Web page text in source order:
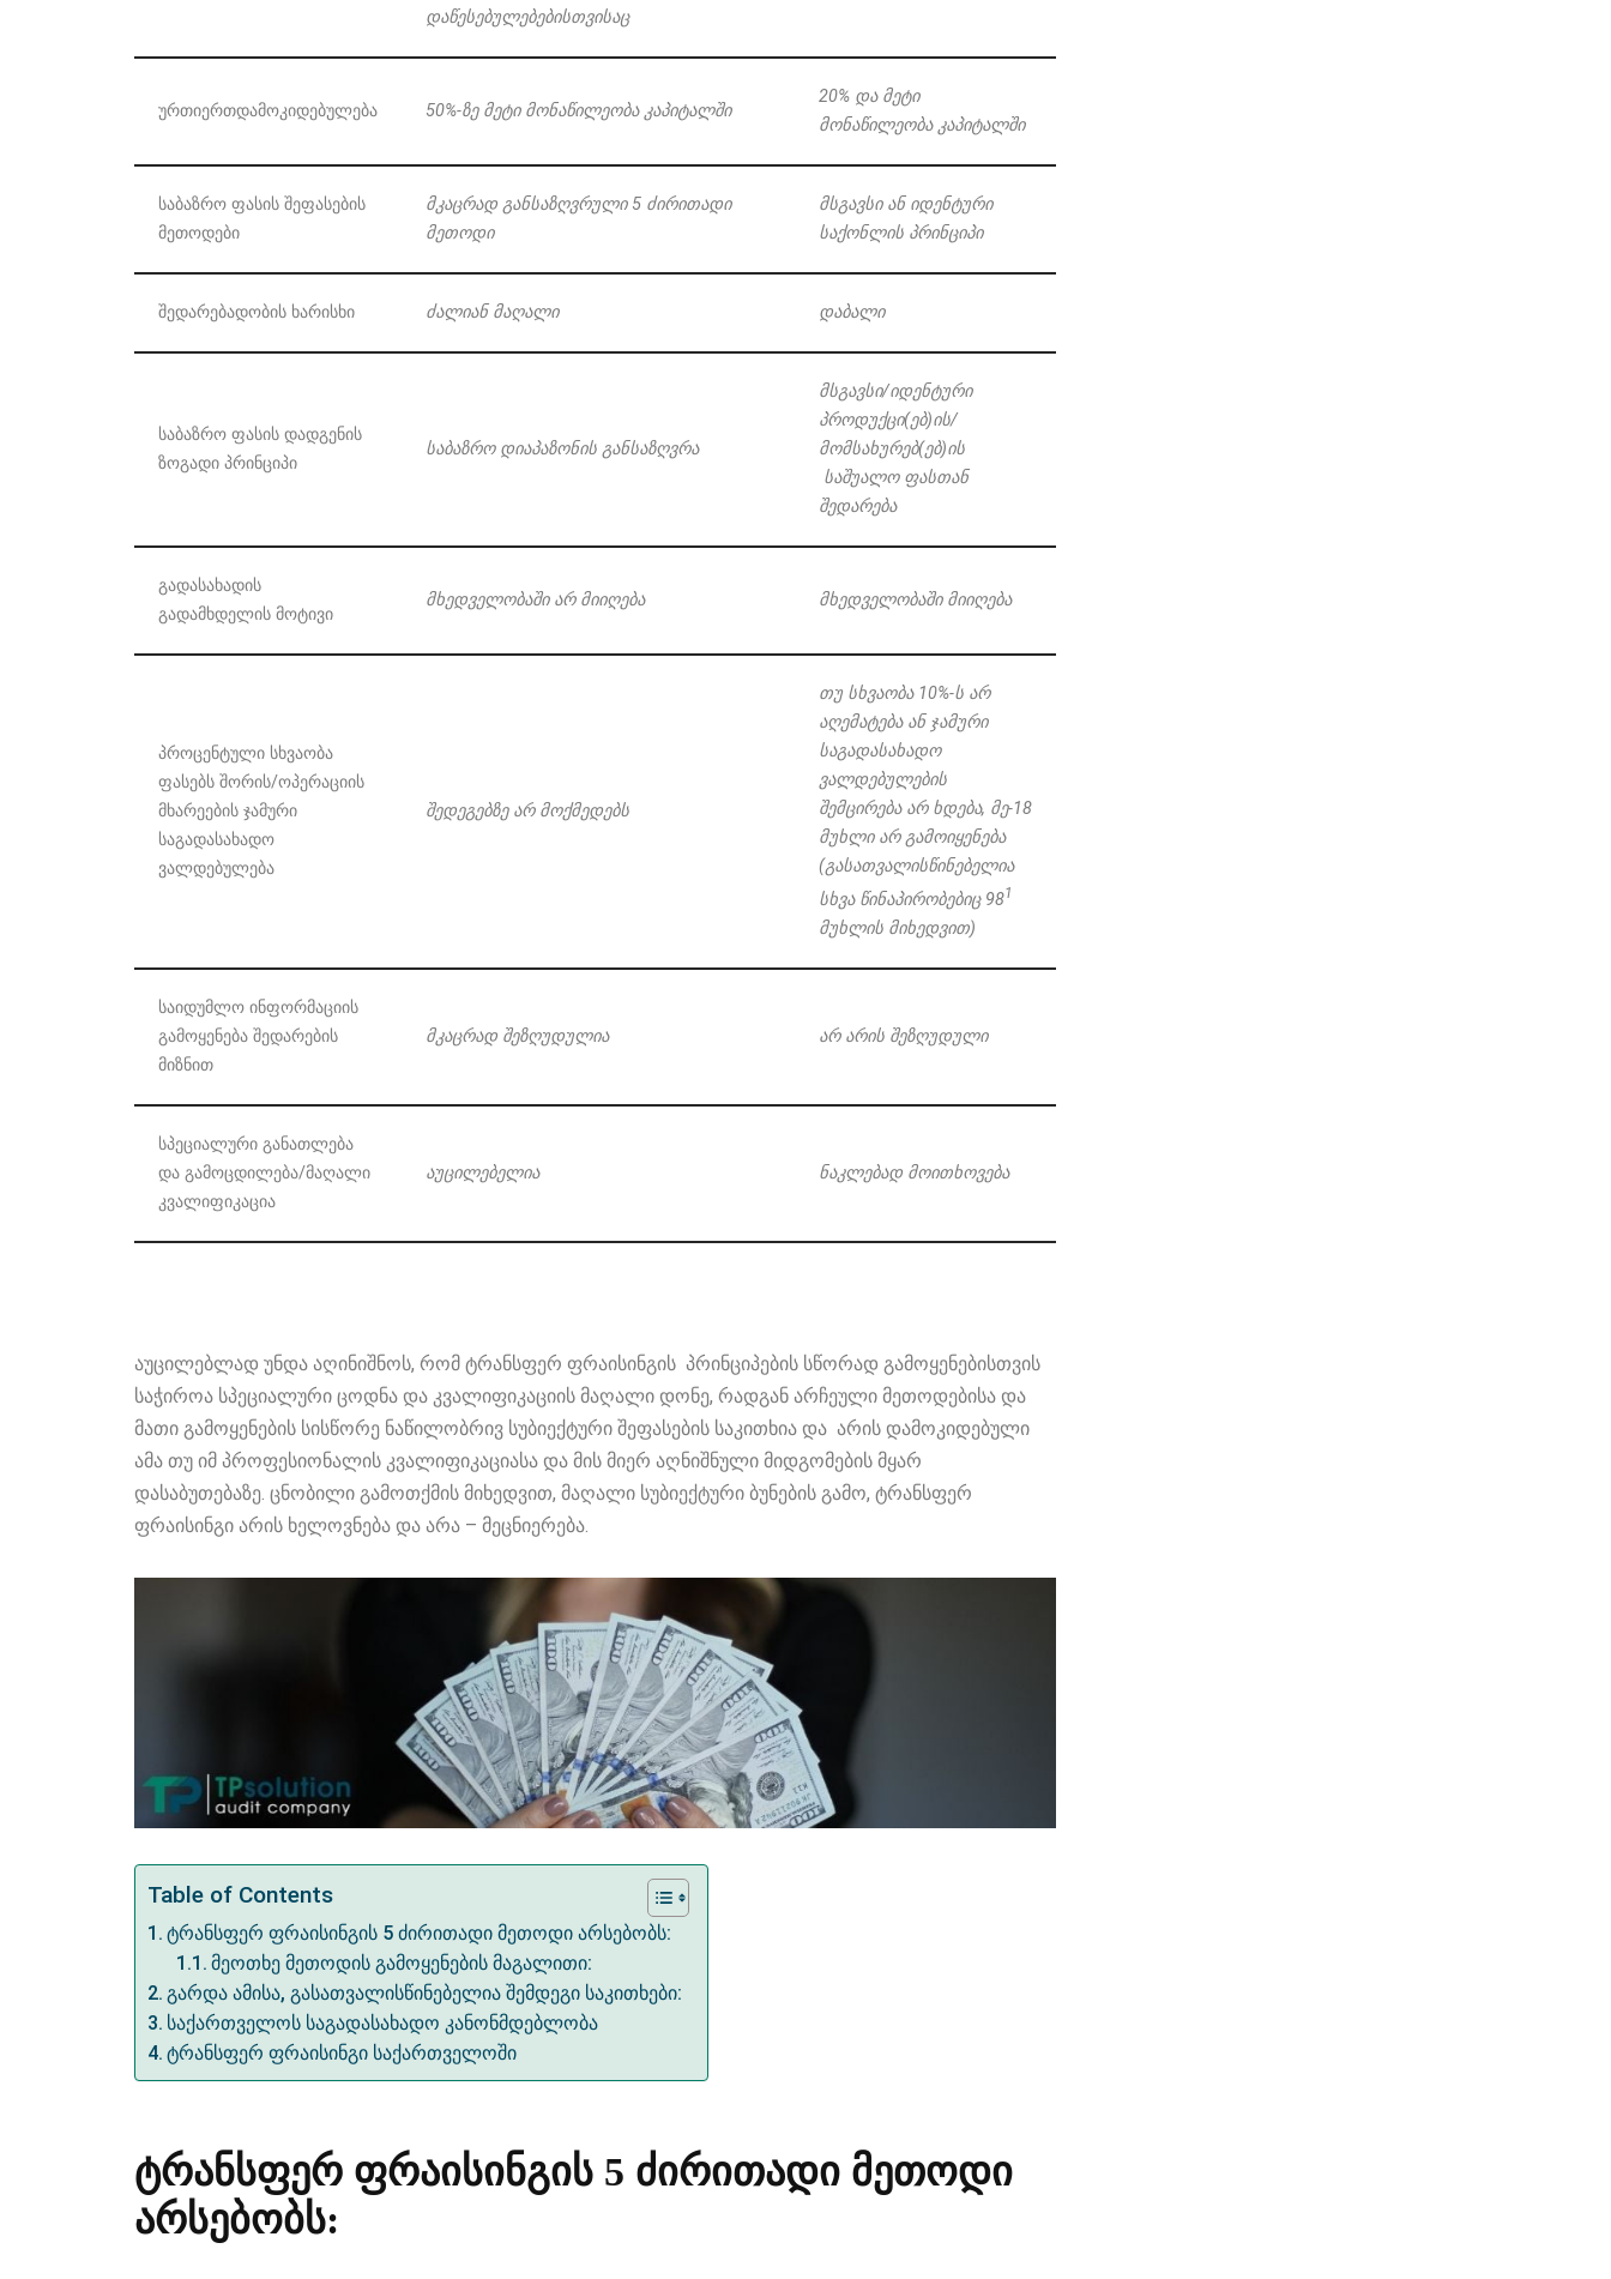
დაწესებულებებისთვისაც
ურთიერთდამოკიდებულება 50%-ზე მეტი მონაწილეობა კაპიტალში
20% და მეტი
მონაწილეობა კაპიტალში
საბაზრო ფასის შეფასების
მეთოდები
მკაცრად განსაზღვრული5 ძირითადი
მეთოდი
მსგავსი ან იდენტური
საქონლის პრინციპი
შედარებადობის ხარისხი ძალიან მაღალი დაბალი
საბაზრო ფასის დადგენის
ზოგადი პრინციპი
საბაზრო დიაპაზონის განსაზღვრა
მსგავსი/იდენტური
პროდუქცი(ებ)ის/
მომსახურებ(ებ)ის
საშუალო ფასთან
შედარება
გადასახადის
გადამხდელის მოტივი
მხედველობაში არ მიიღება მხედველობაში მიიღება
პროცენტული სხვაობა
ფასებს შორის/ოპერაციის
მხარეების ჯამური
საგადასახადო
ვალდებულება
შედეგებზე არ მოქმედებს
თუ სხვაობა10%-ს არ
აღემატება ან ჯამური
საგადასახადო
ვალდებულების
შემცირება არ ხდება, მე-18
მუხლი არ გამოიყენება
(გასათვალისწინებელია
სხვა წინაპირობებიც 981
მუხლის მიხედვით)
საიდუმლო ინფორმაციის
გამოყენება შედარების
მიზნით
მკაცრად შეზღუდულია არ არის შეზღუდული
სპეციალური განათლება
და გამოცდილება/მაღალი
კვალიფიკაცია
აუცილებელია ნაკლებად მოითხოვება
აუცილებლად უნდა აღინიშნოს, რომ ტრანსფერ ფრაისინგის პრინციპების სწორად გამოყენებისთვის
საჭიროა სპეციალური ცოდნა და კვალიფიკაციის მაღალი დონე, რადგან არჩეული მეთოდებისა და
მათი გამოყენების სისწორე ნაწილობრივ სუბიექტური შეფასების საკითხია და არის დამოკიდებული
ამა თუ იმ პროფესიონალის კვალიფიკაციასა და მის მიერ აღნიშნული მიდგომების მყარ
დასაბუთებაზე. ცნობილი გამოთქმის მიხედვით, მაღალი სუბიექტური ბუნების გამო, ტრანსფერ
ფრაისინგი არის ხელოვნება და არა – მეცნიერება.
Table of Contents
ტრანსფერ ფრაისინგის 5 ძირითადი მეთოდი არსებობს:
მეოთხე მეთოდის გამოყენების მაგალითი:
გარდა ამისა, გასათვალისწინებელია შემდეგი საკითხები:
საქართველოს საგადასახადო კანონმდებლობა
ტრანსფერ ფრაისინგი საქართველოში
ტრანსფერ ფრაისინგის 5 ძირითადი მეთოდი
არსებობს: